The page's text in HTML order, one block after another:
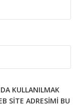
KULLANILMAK
SITE ADRESIMI BU